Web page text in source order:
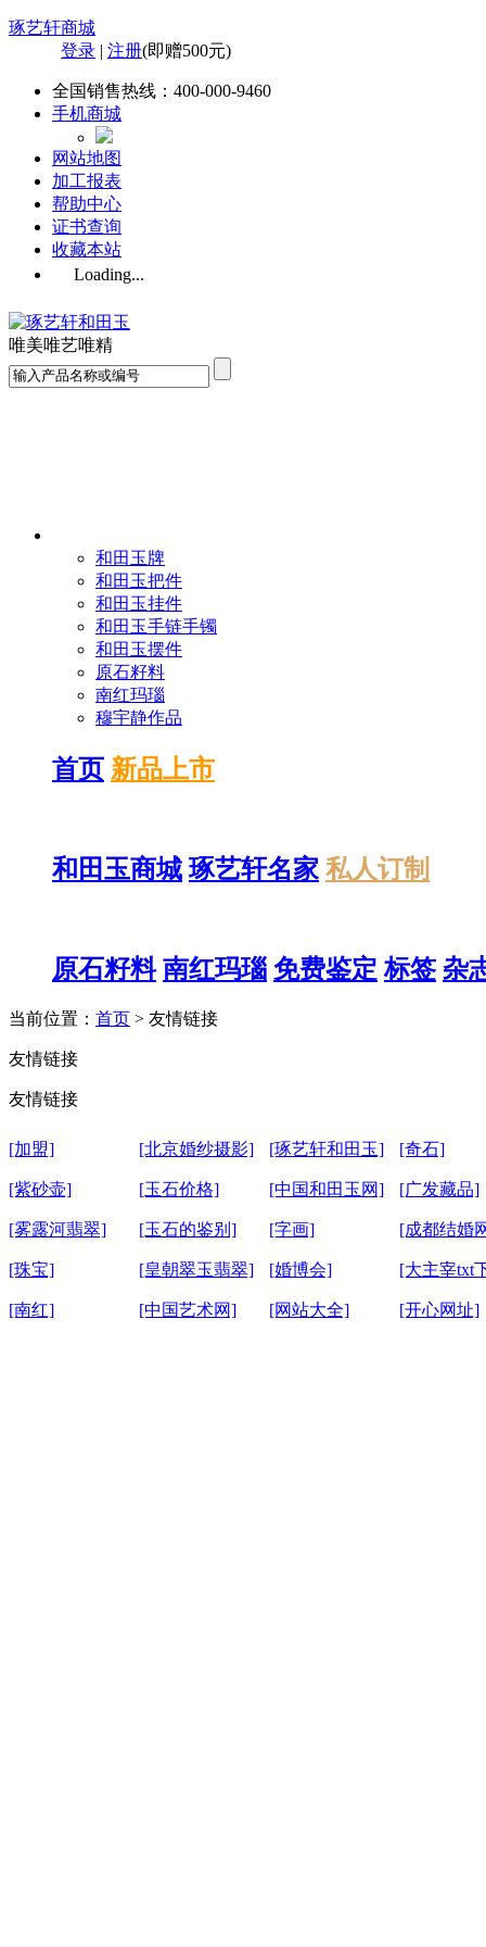
琢艺轩商城
登录 | 注册(即赠500元)
全国销售热线： 400-000-9460
手机商城
网站地图
加工报表
帮助中心
证书查询
收藏本站
Loading...
唯美唯艺唯精
和田玉牌
和田玉把件
和田玉挂件
和田玉手链手镯
和田玉摆件
原石籽料
南红玛瑙
穆宇静作品
首页 新品上市
和田玉商城 琢艺轩名家 私人订制
原石籽料 南红玛瑙 免费鉴定 标签 杂
当前位置： 首页 > 友情链接
友情链接
友情链接
[加盟] [北京婚纱摄影] [琢艺轩和田玉] [奇石]
[紫砂壶] [玉石价格] [中国和田玉网] [广发藏品]
[雾露河翡翠] [玉石的鉴别] [字画] [成都结婚
[珠宝] [皇朝翠玉翡翠] [婚博会] [大主宰txt
[南红] [中国艺术网] [网站大全] [开心网址]